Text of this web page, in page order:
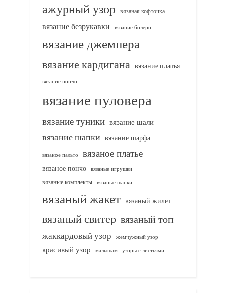
ажурный узор вязаная кофточка
вязание безрукавки вязание болеро
вязание джемпера
вязание кардигана вязание платья
вязание пончо
вязание пуловера
вязание туники вязание шали
вязание шапки вязание шарфа
вязаное пальто вязаное платье
вязаное пончо вязаные игрушки
вязаные комплекты
вязаные шапки
вязаный жакет вязаный жилет
вязаный свитер вязаный топ
жаккардовый узор жемчужный узор
красивый узор малышам узоры с листьями